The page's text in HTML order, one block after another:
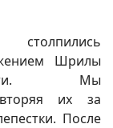
Шрилы
Мы
их за
После